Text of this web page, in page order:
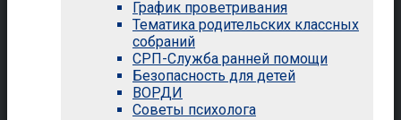
График проветривания
Тематика родительских классных
собраний
СРП-Служба ранней помощи
Безопасность для детей
ВОРДИ
Советы психолога